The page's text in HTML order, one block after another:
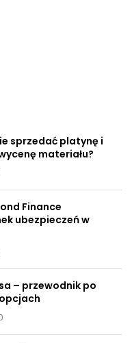
sprzedać platynę i
materiału?
Finance
ubezpieczeń w
– przewodnik po